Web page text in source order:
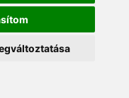
20 488-8362